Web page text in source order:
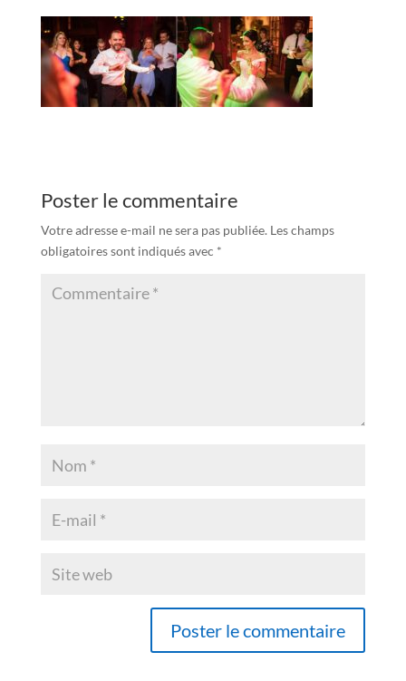
Poster le commentaire
Votre adresse e-mail ne sera pas publiée. Les champs
obligatoires sont indiqués avec *